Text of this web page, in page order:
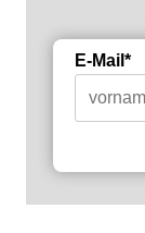
E-Mail*